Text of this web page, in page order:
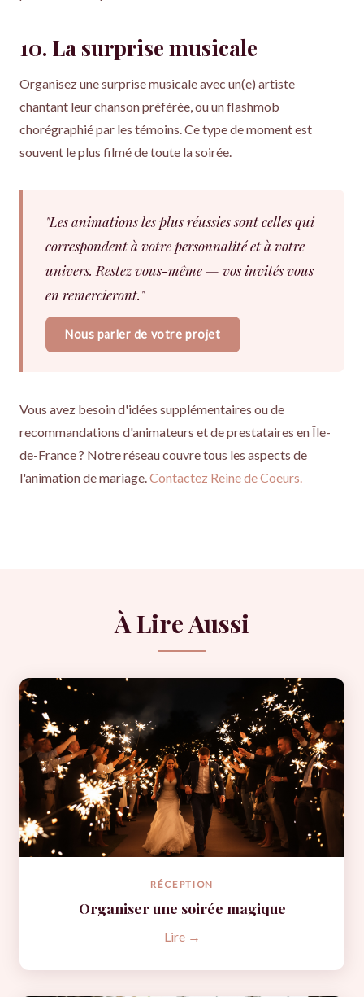
10. La surprise musicale
Organisez une surprise musicale avec un(e) artiste
chantant leur chanson préférée, ou un flashmob
chorégraphié par les témoins. Ce type de moment est
souvent le plus filmé de toute la soirée.
"Les animations les plus réussies sont celles qui
correspondent à votre personnalité et à votre
univers. Restez vous-même — vos invités vous
en remercieront."
Nous parler de votre projet
Vous avez besoin d'idées supplémentaires ou de
recommandations d'animateurs et de prestataires en Île-
de-France ? Notre réseau couvre tous les aspects de
l'animation de mariage.Contactez Reine de Coeurs.
À Lire Aussi
RÉCEPTION
Organiser une soirée magique
Lire →